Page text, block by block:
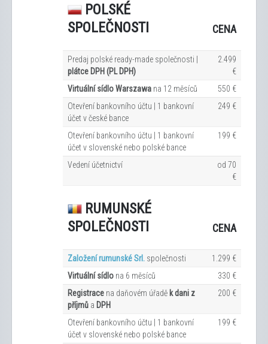
POLSKÉ
SPOLEČNOSTI
CENA
Predaj polské ready-made společnosti |
plátce DPH (PL DPH)
2.499
€
Virtuální sídlo Warszawa na 12 měsíců
550 €
Otevření bankovního účtu | 1 bankovní
účet v české bance
249 €
Otevření bankovního účtu | 1 bankovní
účet v slovenské nebo polské bance
199 €
Vedení účetnictví
od 70
€
RUMUNSKÉ
SPOLEČNOSTI
CENA
Založení rumunské Srl. společnosti
1.299 €
Virtuální sídlo na 6 měsíců
330 €
Registrace na daňovém úřadě k dani z
příjmů a DPH
200 €
Otevření bankovního účtu | 1 bankovní
účet v slovenské nebo polské bance
199 €